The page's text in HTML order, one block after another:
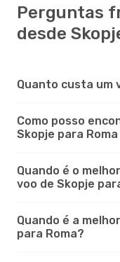
Perguntas
desde
Quanto custa um
Como posso
Skopje para
Quando é o
voo de Skopje
Quando é a
para Roma?